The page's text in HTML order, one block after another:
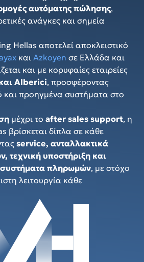
αυτόματης πώλησης,
ανάγκες και σημεία
Hellas αποτελεί αποκλειστικό
και Azkoyen σε Ελλάδα και
και με κορυφαίες εταιρείες
Alberici, προσφέροντας
και προηγμένα συστήματα στο
μέχρι το after sales support, η
βρίσκεται δίπλα σε κάθε
service, ανταλλακτικά
τεχνική υποστήριξη και
πληρωμών, με στόχο
λειτουργία κάθε